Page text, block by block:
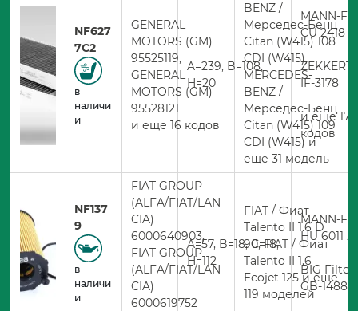
NF627
7C2
в
наличи
и
GENERAL
MOTORS (GM)
95525119,
GENERAL
MOTORS (GM)
95528121
и еще 16 кодов
A=239, B=108,
H=20
BENZ /
Мерседес-Бенц
Citan (W415) 108
CDI (W415),
MERCEDES-
BENZ /
Мерседес-Бенц
Citan (W415) 109
CDI (W415) и
еще 31 модель
MANN-
CU 2418-2
ZEKKERT
IF-3178
и еще 170
кодов
NF137
9
в
наличи
и
FIAT GROUP
(ALFA/FIAT/LAN
CIA)
6000640903,
FIAT GROUP
(ALFA/FIAT/LAN
CIA)
6000619752
A=57, B=18, C=18,
H=112
FIAT / Фиат
Talento II 1.6 D
90, FIAT / Фиат
Talento II 1.6
Ecojet 125 и еще
119 моделей
MANN-
HU 6011 z
BIG Filter
GB-